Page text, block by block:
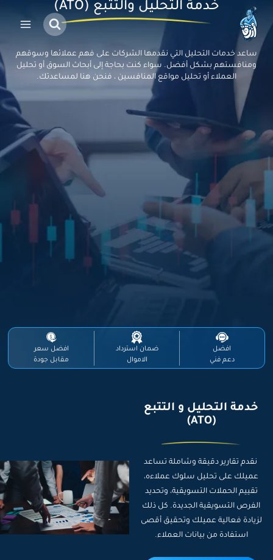
خدمة التحليل والتتبع (ATO)
ساعد خدمات التحليل التي نقدمها الشركات على فهم عملائها وسوقهم
ومنافستهم بشكل أفضل. سواء كنت بحاجة إلى أبحاث السوق أو تحليل
العملاء أو تحليل مواقع المنافسين ، فنحن هنا لمساعدتك.
افضل
دعم فني
ضمان استرداد
الاموال
افضل سعر
مقابل جودة
خدمة التحليل و التتبع
(ATO)
نقدم تقارير دقيقة وشاملة تساعد
عميلك على تحليل سلوك عملاءه،
تقييمالحملات التسويقية، وتحديد
الفرص التسويقية الجديدة. كل ذلك
لزيادة فعالية عميلك وتحقيق أقصى
استفادة من بيانات العملاء.